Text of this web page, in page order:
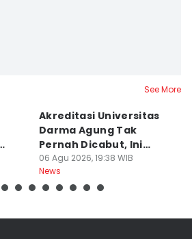
See More
Akreditasi Universitas
Darma Agung Tak
Pernah Dicabut, Ini
Penjelasan Pihak
Kampus
06 Agu 2026, 19:38 WIB
News